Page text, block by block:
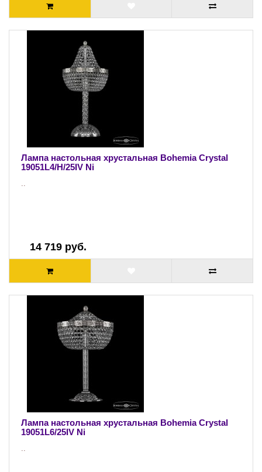
Лампа настольная хрустальная Bohemia Crystal
19051L4/H/25IV Ni
..
14 719 руб.
Лампа настольная хрустальная Bohemia Crystal
19051L6/25IV Ni
..